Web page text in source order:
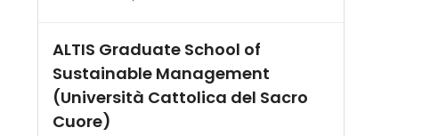
ALTIS Graduate School of
Sustainable Management
(Università Cattolica del Sacro
Cuore)